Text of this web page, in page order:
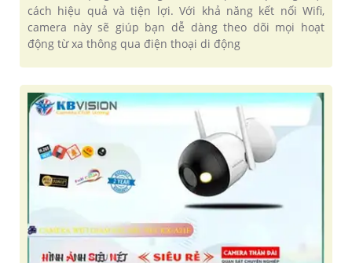
cách hiệu quả và tiện lợi. Với khả năng kết nối Wifi,
camera này sẽ giúp bạn dễ dàng theo dõi mọi hoạt
động từ xa thông qua điện thoại di động